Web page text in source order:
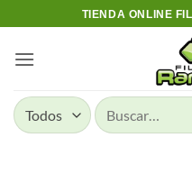
to
content
TIENDA ONLINE
Buscar
por: